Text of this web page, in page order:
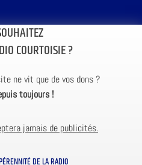
COURTOISIE ?
ne vit que de vos dons ?
toujours !
jamais de publicités.
DE LA RADIO